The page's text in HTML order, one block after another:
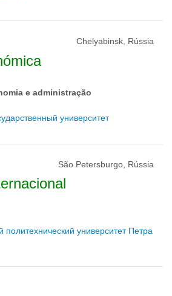
Chelyabinsk, Rússia
e administração
университет
São Petersburgo, Rússia
политехнический университет Петра